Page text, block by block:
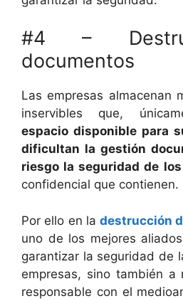
#4 –
documentos
Las empresas almacenan
inservibles que,
espacio disponible para
dificultan la gestión
riesgo la seguridad de
confidencial que contienen.
Por ello en ladestrucción
uno de los mejores
garantizar la seguridad de
empresas, sino también a
responsable con el